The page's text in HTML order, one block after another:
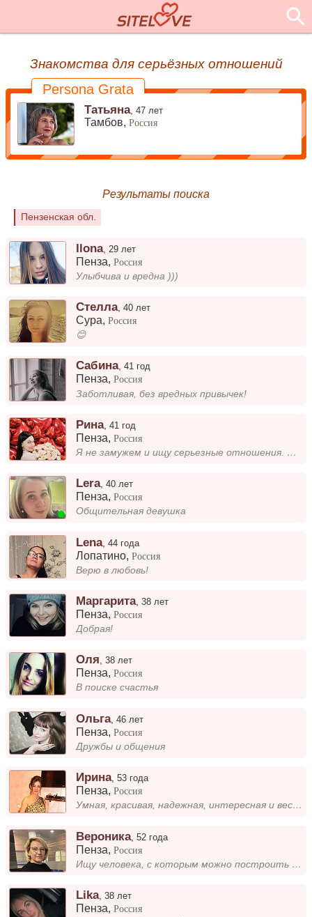
Знакомства для серьёзных отношений
Persona Grata
Татьяна,47 лет
Тамбов,Россия
Результаты поиска
Пензенская обл.
Ilona, 29 лет
Пенза,Россия
Улыбчива и вредна )))
Стелла,40 лет
Сура,Россия
😊
Сабина,41 год
Пенза,Россия
Заботливая, без вредных привычек!
Рина,41 год
Пенза,Россия
Я не замужем и ищу серьезные отношения. Люблю романтику и обожаю путешествовать. Для меня важно, чтобы рядом был человек...
Lera,40 лет
Пенза,Россия
Общительная девушка
Lena,44 года
Лопатино,Россия
Верю в любовь!
Маргарита,38 лет
Пенза,Россия
Добрая!
Оля,38 лет
Пенза,Россия
В поиске счастья
Ольга,46 лет
Пенза,Россия
Дружбы и общения
Ирина,53 года
Пенза,Россия
Умная, красивая, надежная, интересная и веселая, обаятельная и нежная, с чувством юмора, любимым занятием в жизни. С отк...
Вероника,52 года
Пенза,Россия
Ищу человека, с которым можно построить надежные и искренние отношения. Люблю общение, совместные прогулки и обсуждение...
Lika,38 лет
Пенза,Россия